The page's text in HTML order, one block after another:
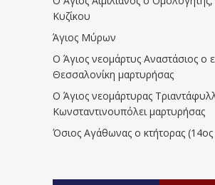
Κυζίκου
Άγιος Μύρων
Ο Άγιος νεομάρτυς Αναστάσιος ο
Θεσσαλονίκη μαρτυρήσας
Ο Άγιος νεομάρτυρας
Κωνσταντινουπόλει μαρτυρήσας
Όσιος Αγάθωνας ο κτήτορας (14ος